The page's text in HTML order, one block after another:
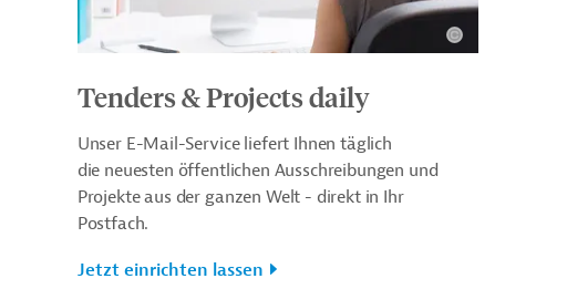
Tenders & Projects daily
Unser E-Mail-Service liefert Ihnen täglich
die neuesten öffentlichen Ausschreibungen und
Projekte aus der ganzen Welt - direkt in Ihr
Postfach.
Jetzt einrichten lassen